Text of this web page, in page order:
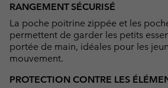
RANGEMENT SÉCURISÉ
La poche poitrine zippée et les
permettent de garder les petits
portée de main, idéales pour les
mouvement.
PROTECTION CONTRE LES